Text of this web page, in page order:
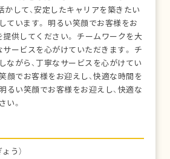
かして、安定したキャリアを築きたい
ています。 明るい笑顔でお客様をお
提供してください。 チームワークを大
サービスを心がけていただきます。 チ
ながら、丁寧なサービスを心がけてい
顔でお客様をお迎えし、快適な時間を
るい笑顔でお客様をお迎えし、快適な
い。
う）